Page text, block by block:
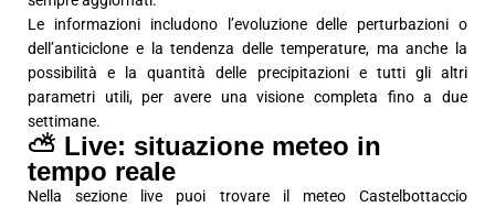
Le informazioni includono l’evoluzione delle perturbazioni o
dell’anticiclone e la tendenza delle temperature, ma anche la
possibilità e la quantità delle precipitazioni e tutti gli altri
parametri utili, per avere una visione completa fino a due
settimane.
⛅ Live: situazione meteo in
tempo reale
Nella sezione live puoi trovare il meteo Castelbottaccio